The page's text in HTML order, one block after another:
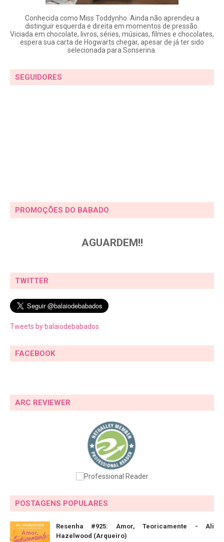
Conhecida como Miss Toddynho. Ainda não aprendeu a
distinguir esquerda e direita em momentos de pressão.
Viciada em chocolate, livros, séries, músicas, filmes e chocolates,
espera sua carta de Hogwarts chegar, apesar de já ter sido
selecionada para Sonserina.
SEGUIDORES
PROMOÇÕES DO BABADO
AGUARDEM!!
TWITTER
Tweets by balaiodebabados
FACEBOOK
ARC REVIEWER
POSTAGENS POPULARES
Resenha #925: Amor, Teoricamente - Ali
Hazelwood (Arqueiro)